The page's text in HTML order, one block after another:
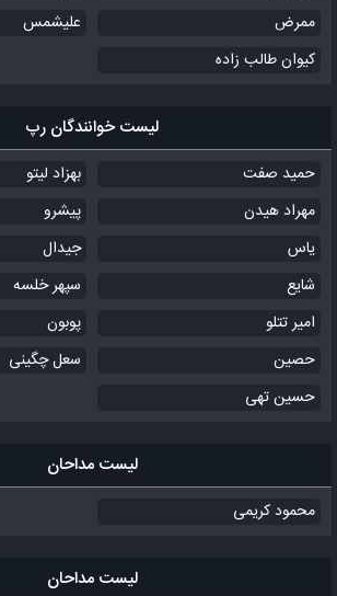
ممرض
علیشمس
کیوان طالب زاده
لیست خوانندگان رپ
حمید صفت
بهزاد لیتو
مهراد هیدن
پیشرو
یاس
جیدال
شایع
سپهر خلسه
امیر تتلو
پوبون
حصین
سعل چگینی
حسین تهی
لیست مداحان
محمود کریمی
لیست مداحان